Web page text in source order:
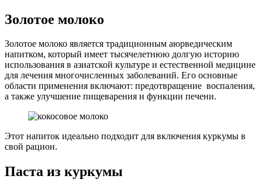
Золотое молоко
Золотое молоко является традиционным аюрведическим
напитком, который имеет тысячелетнюю долгую историю
использования в азиатской культуре и естественной медицине
для лечения многочисленных заболеваний. Его основные
области применения включают: предотвращение воспаления,
а также улучшение пищеварения и функции печени.
Этот напиток идеально подходит для включения куркумы в
свой рацион.
Паста из куркумы